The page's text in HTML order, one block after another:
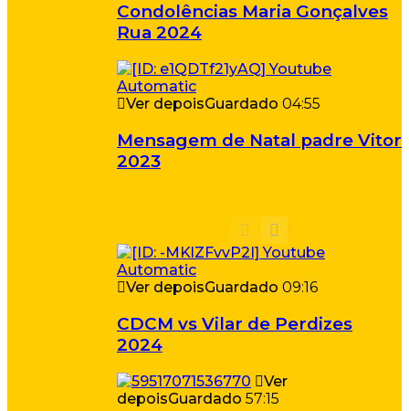
Condolências Maria Gonçalves
Rua 2024
Ver depoisGuardado 04:55
Mensagem de Natal padre Vitor
2023
Ver depoisGuardado 09:16
CDCM vs Vilar de Perdizes
2024
Ver
depoisGuardado 57:15